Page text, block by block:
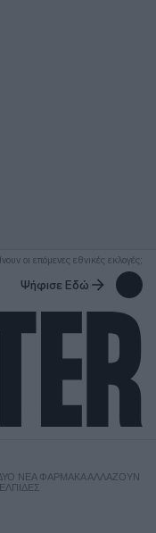
οι επόμενες εθνικές εκλογές;
Ψήφισε Εδώ
ΝΈΑ ΦΆΡΜΑΚΑ ΑΛΛΆΖΟΥΝ